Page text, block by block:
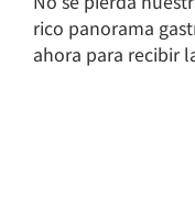
rico panorama
ahora para recibir